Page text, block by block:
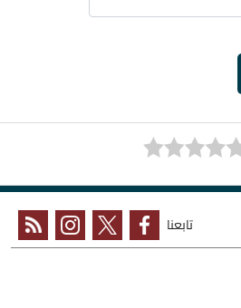
تابعنا